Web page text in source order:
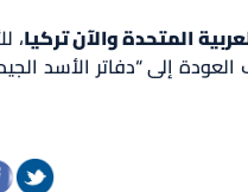
المتحدة والآن تركيا،
إلى “دفاتر الأسد